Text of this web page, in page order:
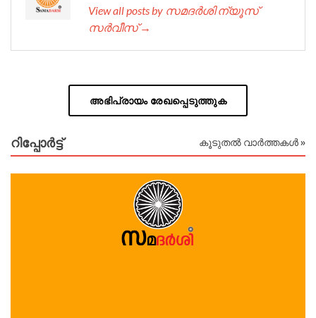
View all posts by സമദർശി ന്യൂസ്
സർവീസ് →
അഭിപ്രായം രേഖപ്പെടുത്തുക
റിപ്പോര്‍ട്ട് കൂടുതൽ വാർത്തകൾ »